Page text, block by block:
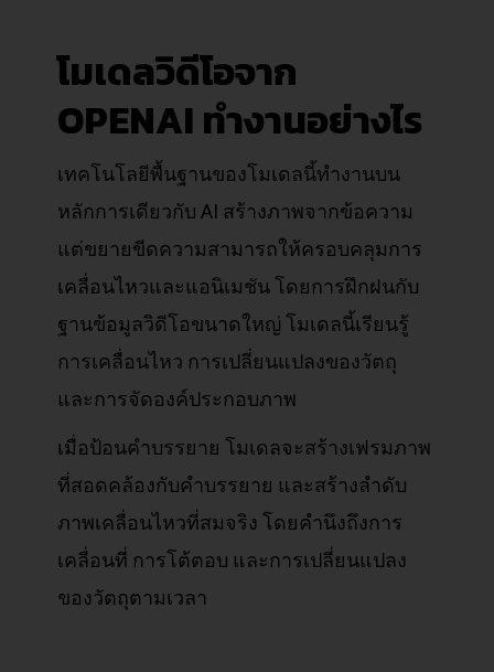
โมเดลวิดีโอจาก
OPENAI ทำงานอย่างไร
เทคโนโลยีพื้นฐานของโมเดลนี้ทำงานบน
หลักการเดียวกับ AI สร้างภาพจากข้อความ
แต่ขยายขีดความสามารถให้ครอบคลุมการ
เคลื่อนไหวและแอนิเมชัน โดยการฝึกฝนกับ
ฐานข้อมูลวิดีโอขนาดใหญ่ โมเดลนี้เรียนรู้
การเคลื่อนไหว การเปลี่ยนแปลงของวัตถุ
และการจัดองค์ประกอบภาพ
เมื่อป้อนคำบรรยาย โมเดลจะสร้างเฟรมภาพ
ที่สอดคล้องกับคำบรรยาย และสร้างลำดับ
ภาพเคลื่อนไหวที่สมจริง โดยคำนึงถึงการ
เคลื่อนที่ การโต้ตอบ และการเปลี่ยนแปลง
ของวัตถุตามเวลา